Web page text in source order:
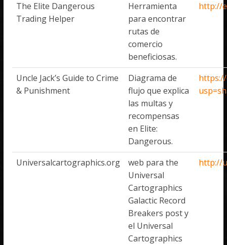
The Elite Dangerous
Trading Helper
Herramienta
para encontrar
rutas de
comercio
beneficiosas.
http://
Uncle Jack’s Guide to Crime
& Punishment
Diagrama de
flujo que explica
las multas y
recompensas
en Elite:
Dangerous.
https://
Universalcartographics.org
web para the
Universal
Cartographics
Galactic Record
Breakers post y
el Universal
Cartographics
http://